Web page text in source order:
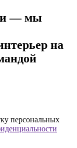
— мы
на
персональных